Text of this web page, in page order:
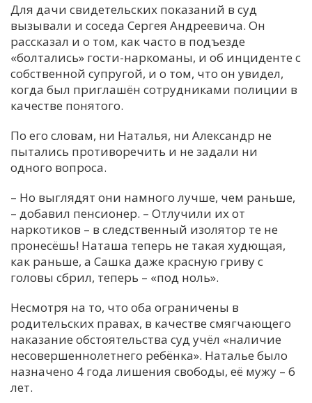
Для дачи свидетельских показаний в суд
вызывали и соседа Сергея Андреевича. Он
рассказал и о том, как часто в подъезде
«болтались» гости-наркоманы, и об инциденте с
собственной супругой, и о том, что он увидел,
когда был приглашён сотрудниками полиции в
качестве понятого.
По его словам, ни Наталья, ни Александр не
пытались противоречить и не задали ни
одного вопроса.
– Но выглядят они намного лучше, чем раньше,
– добавил пенсионер. – Отлучили их от
наркотиков – в следственный изолятор те не
пронесёшь! Наташа теперь не такая худющая,
как раньше, а Сашка даже красную гриву с
головы сбрил, теперь – «под ноль».
Несмотря на то, что оба ограничены в
родительских правах, в качестве смягчающего
наказание обстоятельства суд учёл «наличие
несовершеннолетнего ребёнка». Наталье было
назначено 4 года лишения свободы, её мужу – 6
лет.